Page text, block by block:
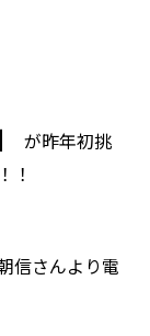
」
が昨年初挑
！
信さんより電